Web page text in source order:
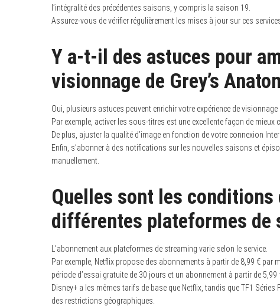
l’intégralité des précédentes saisons, y compris la saison 19.
Assurez-vous de vérifier régulièrement les mises à jour sur ces
Y a-t-il des astuces pour
visionnage de Grey’s
Oui, plusieurs astuces peuvent enrichir votre expérience de visionnage
Par exemple, activer les sous-titres est une excellente façon de
De plus, ajuster la qualité d’image en fonction de votre connexion
Enfin, s’abonner à des notifications sur les nouvelles saisons et
manuellement.
Quelles sont les conditions
différentes plateformes de
L’abonnement aux plateformes de streaming varie selon le service.
Par exemple, Netflix propose des abonnements à partir de 8,99 €
période d’essai gratuite de 30 jours et un abonnement à partir de 5,99
Disney+ a les mêmes tarifs de base que Netflix, tandis que TF1
des restrictions géographiques.